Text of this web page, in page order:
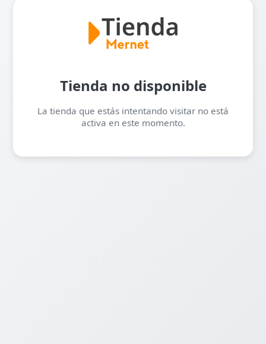
Tienda no disponible
La tienda que estás intentando visitar no está
activa en este momento.